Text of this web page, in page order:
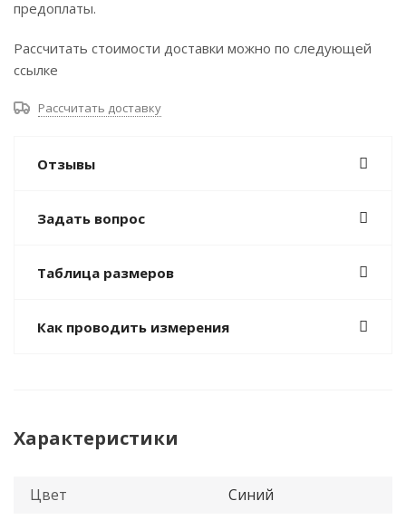
предоплаты.
Рассчитать стоимости доставки можно по следующей
ссылке
Рассчитать доставку
Отзывы
Задать вопрос
Таблица размеров
Как проводить измерения
Характеристики
Цвет Синий